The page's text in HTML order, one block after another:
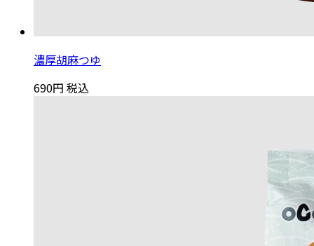
濃厚胡麻つゆ
690円 税込